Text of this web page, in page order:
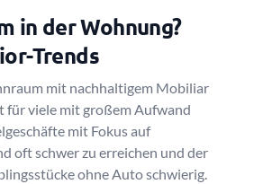
in der Wohnung?
Trends
mit nachhaltigem Mobiliar
für viele mit großem Aufwand
mit Fokus auf
oft schwer zu erreichen und der
ohne Auto schwierig.